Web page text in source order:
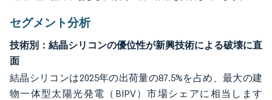
セグメント分析
技術別：結晶シリコンの優位性が新興技術による破壊に直
面
結晶シリコンは2025年の出荷量の87.5%を占め、最大の建
物一体型太陽光発電（BIPV）市場シェアに相当します